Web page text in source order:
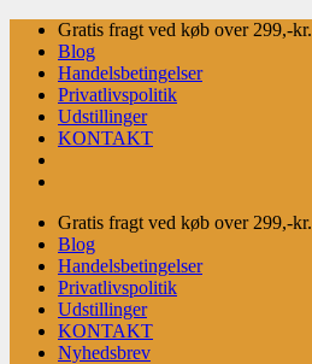
Fortsæt
indhold
Gratis fragt ved køb over 299,-kr.
Blog
Handelsbetingelser
Privatlivspolitik
Udstillinger
KONTAKT
Gratis fragt ved køb over 299,-kr.
Blog
Handelsbetingelser
Privatlivspolitik
Udstillinger
KONTAKT
Nyhedsbrev